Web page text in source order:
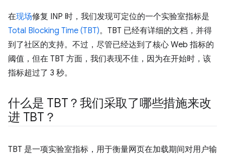
在现场修复 INP 时，我们发现可定位的一个实验室指标是
Total Blocking Time (TBT)。TBT 已经有详细的文档，并得
到了社区的支持。不过，尽管已经达到了核心 Web 指标的
阈值，但在 TBT 方面，我们表现不佳，因为在开始时，该
指标超过了 3 秒。
什么是 TBT？我们采取了哪些措施来改
进 TBT？
TBT 是一项实验室指标，用于衡量网页在加载期间对用户输